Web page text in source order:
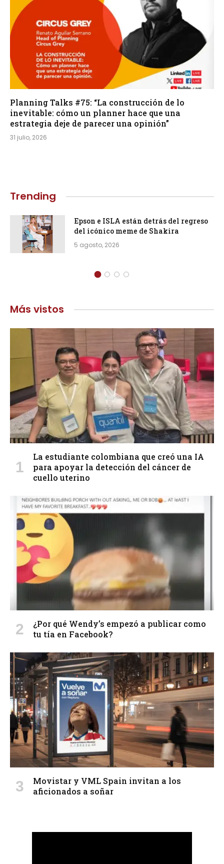
Planning Talks #75: “La construcción de lo
inevitable: cómo un planner hace que una
estrategia deje de parecer una opinión”
31 julio, 2026
Trending
Epson e ISLA están detrás del regreso
del icónico meme de Shakira
5 agosto, 2026
Más vistos
La estudiante colombiana que creó una IA
para apoyar la detección del cáncer de
cuello uterino
¿Por qué Wendy’s empezó a publicar como
tu tía en Facebook?
Movistar y VML Spain invitan a los
aficionados a soñar